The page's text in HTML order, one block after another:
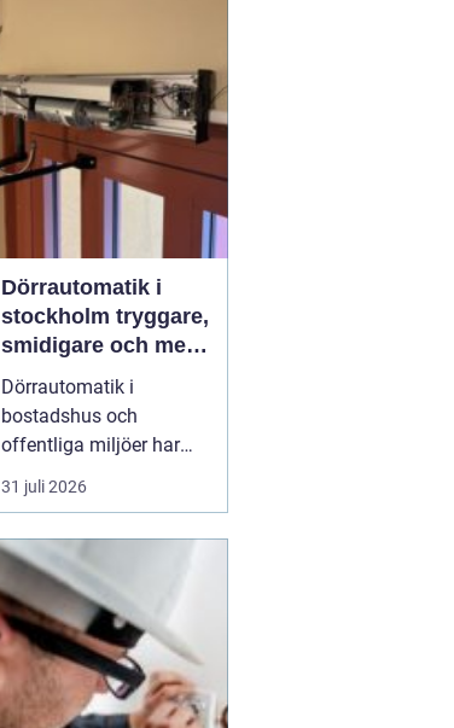
ned, vilket möjliggör
byggnation där natu...
Dörrautomatik i
stockholm tryggare,
smidigare och mer
tillgängliga entréer
Dörrautomatik i
bostadshus och
offentliga miljöer har
blivit en självklar del av
en modern fastighet.
dörröppnare gör entréer
mer tillgängliga, ökar
tryggheten och minskar
slitaget på dörrar och
karmar. Särskilt i
Stockholmsområdet, där
31 juli 2026